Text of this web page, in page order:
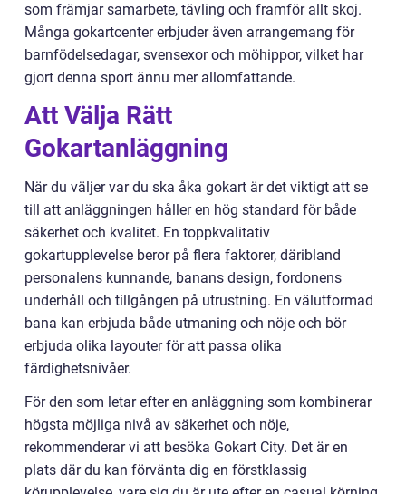
som främjar samarbete, tävling och framför allt skoj.
Många gokartcenter erbjuder även arrangemang för
barnfödelsedagar, svensexor och möhippor, vilket har
gjort denna sport ännu mer allomfattande.
Att Välja Rätt
Gokartanläggning
När du väljer var du ska åka gokart är det viktigt att se
till att anläggningen håller en hög standard för både
säkerhet och kvalitet. En toppkvalitativ
gokartupplevelse beror på flera faktorer, däribland
personalens kunnande, banans design, fordonens
underhåll och tillgången på utrustning. En välutformad
bana kan erbjuda både utmaning och nöje och bör
erbjuda olika layouter för att passa olika
färdighetsnivåer.
För den som letar efter en anläggning som kombinerar
högsta möjliga nivå av säkerhet och nöje,
rekommenderar vi att besöka Gokart City. Det är en
plats där du kan förvänta dig en förstklassig